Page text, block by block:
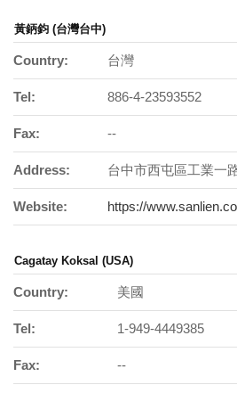
黃鈵鈞 (台灣台中)
Country: 台灣
Tel: 886-4-23593552
Fax: --
Address: 台中市西屯區工業一
Website: https://
Cagatay Koksal (USA)
Country: 美國
Tel: 1-949-4449385
Fax: --